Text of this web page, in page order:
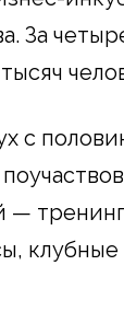
За
с